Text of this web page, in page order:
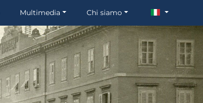
Multimedia Chi siamo